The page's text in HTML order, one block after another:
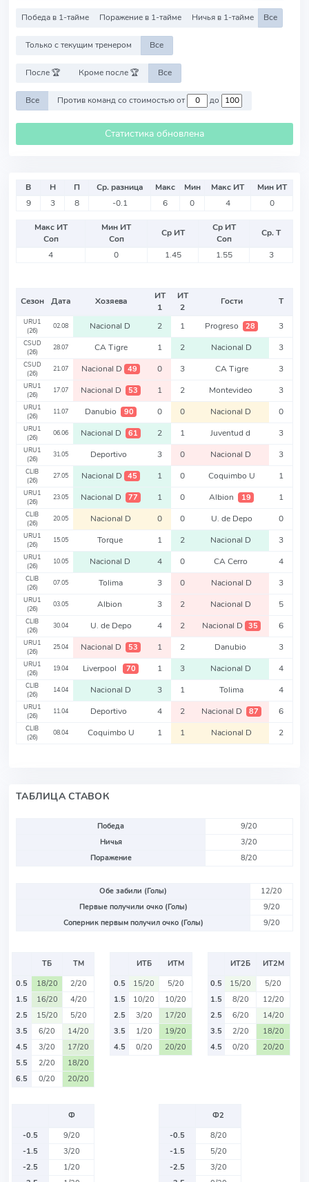
Победа в 1-тайме Поражение в 1-тайме Ничья в 1-тайме Все
Только с текущим тренером Все
После 🏆 Кроме после 🏆 Все
Все Против команд со стоимостью от до
Статистика обновлена
В Н П Ср. разница Макс Мин Макс ИТ
Мин ИТ
9
3 8 -0.1 6 0 4 0
Макс ИТ
Соп
Мин ИТ
Соп
Ср ИТ
Ср ИТ
Соп
Ср. Т
4
0 1.45 1.55 3
Сезон Дата Хозяева
ИТ
1
ИТ
2
Гости Т
URU1
(26)
02.08 Nacional D 2 1 Progreso 28 3
CSUD
(26)
28.07 CA Tigre 1 2 Nacional D 3
CSUD
(26)
21.07 Nacional D 49 0 3 CA Tigre 3
URU1
(26)
17.07 Nacional D 53 1 2 Montevideo 3
URU1
(26)
11.07 Danubio 90 0 0 Nacional D 0
URU1
(26)
06.06 Nacional D 61 2 1 Juventud d 3
URU1
(26)
31.05 Deportivo 3 0 Nacional D 3
CLIB
(26)
27.05 Nacional D 45 1 0 Coquimbo U 1
URU1
(26)
23.05 Nacional D 77 1 0 Albion 19 1
CLIB
(26)
20.05 Nacional D 0 0 U. de Depo 0
URU1
(26)
15.05 Torque 1 2 Nacional D 3
URU1
(26)
10.05 Nacional D 4 0 CA Cerro 4
CLIB
(26)
07.05 Tolima 3 0 Nacional D 3
URU1
(26)
03.05 Albion 3 2 Nacional D 5
CLIB
(26)
30.04 U. de Depo 4 2 Nacional D 35 6
URU1
(26)
25.04 Nacional D 53 1 2 Danubio 3
URU1
(26)
19.04 Liverpool 70 1 3 Nacional D 4
CLIB
(26)
14.04 Nacional D 3 1 Tolima 4
URU1
(26)
11.04 Deportivo 4 2 Nacional D 87 6
CLIB
(26)
08.04 Coquimbo U 1 1 Nacional D 2
ТАБЛИЦА СТАВОК
Победа
9/20
Ничья
3/20
Поражение
8/20
Обе забили (Голы)
12/20
Первые получили очко (Голы)
9/20
Соперник первым получил очко (Голы)
9/20
ТБ
ТМ
0.5
18/20
2/20
1.5
16/20
4/20
2.5
15/20
5/20
3.5
6/20
14/20
4.5
3/20
17/20
5.5
2/20
18/20
6.5
0/20 20/20
ИТБ
ИТМ
0.5
15/20
5/20
1.5
10/20
10/20
2.5
3/20
17/20
3.5
1/20
19/20
4.5
0/20 20/20
ИТ2Б
ИТ2М
0.5
15/20
5/20
1.5
8/20
12/20
2.5
6/20
14/20
3.5
2/20
18/20
4.5
0/20 20/20
Ф
-0.5
9/20
-1.5
3/20
-2.5
1/20
Ф2
-0.5
8/20
-1.5
5/20
-2.5
3/20